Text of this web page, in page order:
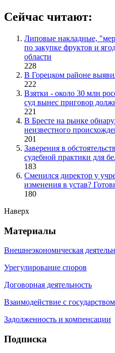
Сейчас читают:
Липовые накладные,
по закупке фруктов и
области
228
В Горецком районе
222
Взятки - около 30 млн
суд вынес приговор
221
В Бресте на рынке
неизвестного
201
Заверения в
судебной практики для
183
Сменился директор у
изменения в устав?
180
Наверх
Материалы
Внешнеэкономическая
Урегулирование споров
Договорная деятельность
Взаимодействие с государством
Задолженность и компенсации
Подписка